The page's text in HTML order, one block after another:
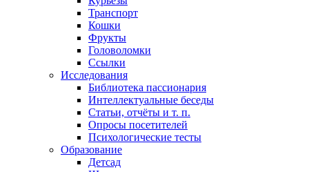
Транспорт
Кошки
Фрукты
Головоломки
Ссылки
Исследования
Библиотека пассионария
Интеллектуальные беседы
Статьи, отчёты и т. п.
Опросы посетителей
Психологические тесты
Образование
Детсад